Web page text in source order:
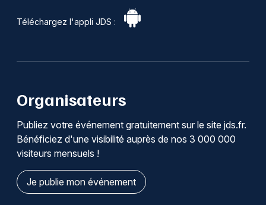
Téléchargez l'appli JDS :
Organisateurs
Publiez votre événement gratuitement sur le site jds.fr.
Bénéficiez d'une visibilité auprès de nos 3 000 000
visiteurs mensuels !
Je publie mon événement